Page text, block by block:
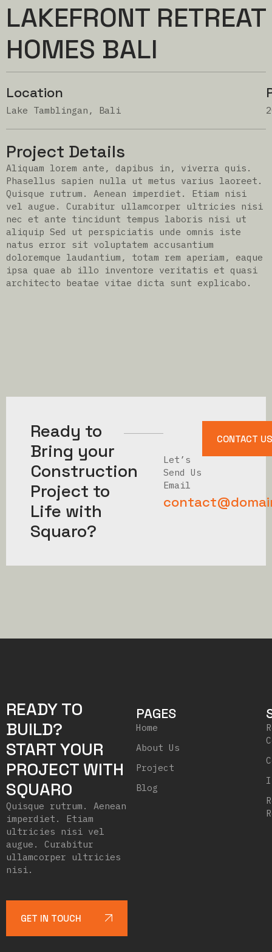
LAKEFRONT RETREAT
HOMES BALI
Location
Lake Tamblingan, Bali
Project Details
Aliquam lorem ante, dapibus in, viverra quis.
Phasellus sapien nulla ut metus varius laoreet.
Quisque rutrum. Aenean imperdiet. Etiam nisi
vel augue. Curabitur ullamcorper ultricies nisi
nec et ante tincidunt tempus laboris nisi ut
aliquip Sed ut perspiciatis unde omnis iste
natus error sit voluptatem accusantium
doloremque laudantium, totam rem aperiam, eaque
ipsa quae ab illo inventore veritatis et quasi
architecto beatae vitae dicta sunt explicabo.
Ready to
Bring your
Construction
Project to
Life with
Squaro?
Let’s
Send Us
Email
CONTACT
READY TO
BUILD?
START YOUR
PROJECT WITH
SQUARO
Quisque rutrum. Aenean
imperdiet. Etiam
ultricies nisi vel
augue. Curabitur
ullamcorper ultricies
nisi.
GET IN TOUCH
PAGES
Home
About Us
Project
Blog